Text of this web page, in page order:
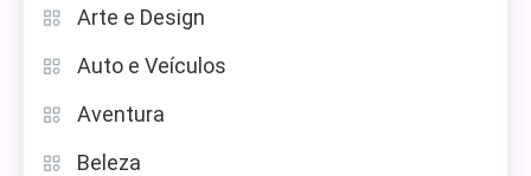
Arte e Design
Auto e Veículos
Aventura
Beleza